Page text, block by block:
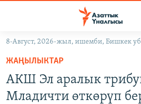
Навигацияга
өтүңүз
Издөөгө
салыңыз
8-Август, 2026-жыл, ишемби, Бишкек
ЖАҢЫЛЫКТАР
АКШ Эл аралык
Младичти өткөрүп